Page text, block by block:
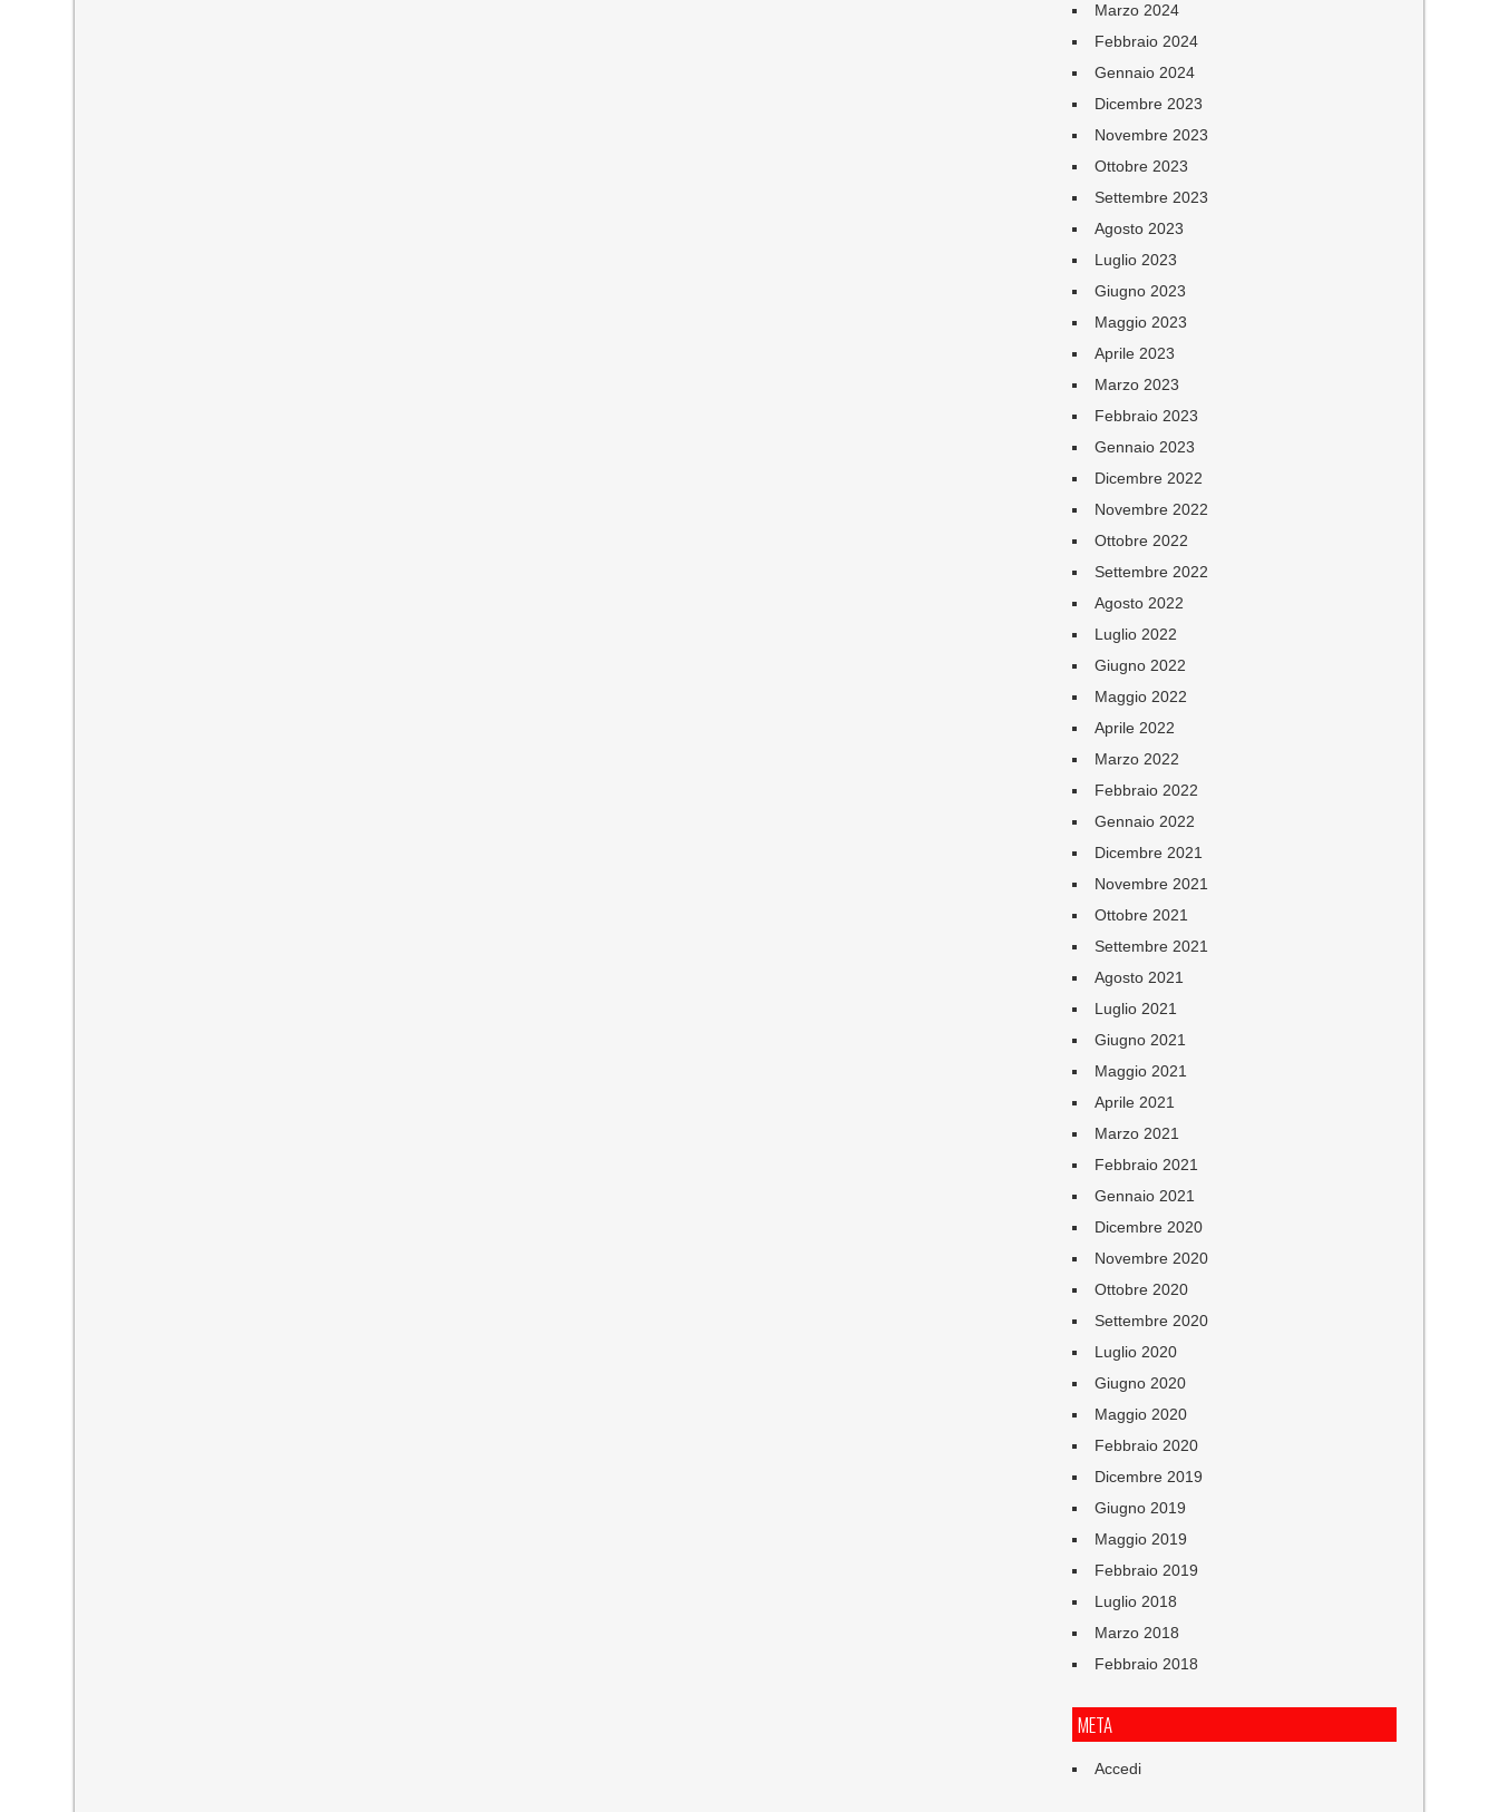
Marzo 2024
Febbraio 2024
Gennaio 2024
Dicembre 2023
Novembre 2023
Ottobre 2023
Settembre 2023
Agosto 2023
Luglio 2023
Giugno 2023
Maggio 2023
Aprile 2023
Marzo 2023
Febbraio 2023
Gennaio 2023
Dicembre 2022
Novembre 2022
Ottobre 2022
Settembre 2022
Agosto 2022
Luglio 2022
Giugno 2022
Maggio 2022
Aprile 2022
Marzo 2022
Febbraio 2022
Gennaio 2022
Dicembre 2021
Novembre 2021
Ottobre 2021
Settembre 2021
Agosto 2021
Luglio 2021
Giugno 2021
Maggio 2021
Aprile 2021
Marzo 2021
Febbraio 2021
Gennaio 2021
Dicembre 2020
Novembre 2020
Ottobre 2020
Settembre 2020
Luglio 2020
Giugno 2020
Maggio 2020
Febbraio 2020
Dicembre 2019
Giugno 2019
Maggio 2019
Febbraio 2019
Luglio 2018
Marzo 2018
Febbraio 2018
META
Accedi